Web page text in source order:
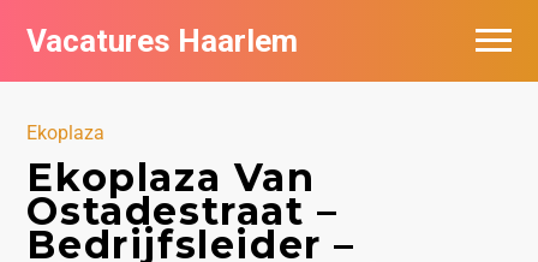
Vacatures Haarlem
Ekoplaza
Ekoplaza Van
Ostadestraat –
Bedrijfsleider –
Vacatures per bedrijf in Haarlem
De populairste vacatures in Haarlem